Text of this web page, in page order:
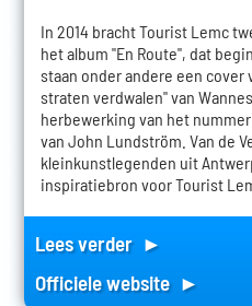
In 2014 bracht Tourist Lemc
het album "En Route", dat
staan onder andere een cover
straten verdwalen" van
herbewerking van het
van John Lundström. Van de
kleinkunstlegenden uit
inspiratiebron voor Tourist
Lees verder ►
Officiele website ►